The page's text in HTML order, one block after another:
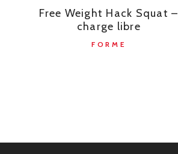
Free Weight Hack Squat –
charge libre
FORME